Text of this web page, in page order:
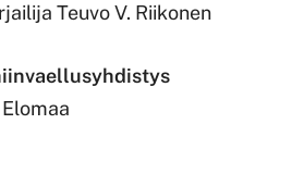
Teuvo V. Riikonen